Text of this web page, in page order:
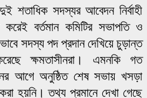
শতাধিক সদস্যর আবেদন নির্বাহী
বর্তমান কমিটির সভাপতি ও
সদস্য পদ প্রদান দেখিয়ে চুড়ান্ত
ক্ষমতাসীনরা। এমনকি গত
আগে অনুষ্ঠিত শেষ সভায় খসড়া
হয়নি। তথ্য প্রমানে দেখা গেছে